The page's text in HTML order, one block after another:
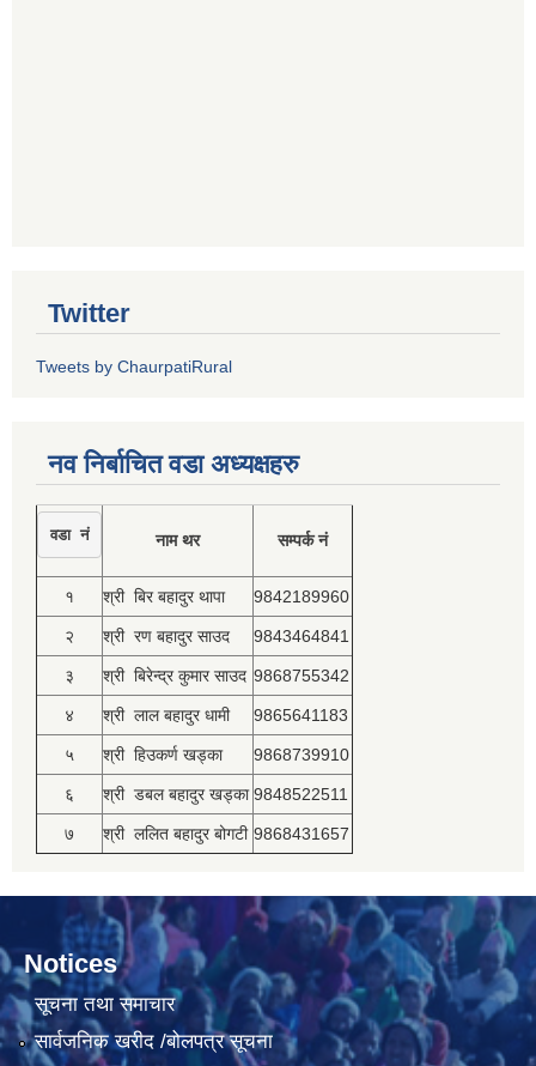
Twitter
Tweets by ChaurpatiRural
नव निर्बाचित वडा अध्यक्षहरु
वडा नं नाम थर सम्पर्क नं
१ श्री बिर बहादुर थापा 9842189960
२ श्री रण बहादुर साउद 9843464841
३ श्री बिरेन्द्र कुमार साउद 9868755342
४ श्री लाल बहादुर धामी 9865641183
५ श्री हिउकर्ण खड्का 9868739910
६ श्री डबल बहादुर खड्का 9848522511
७ श्री ललित बहादुर बोगटी 9868431657
Notices
सूचना तथा समाचार
सार्वजनिक खरीद /बोलपत्र सूचना